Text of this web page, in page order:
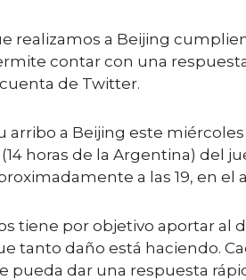
realizamos a Beijing
contar con una
de Twitter.
arribo a Beijing este
horas de la Argentina) del
a las 19, en
tiene por objetivo aportar al
tanto daño está haciendo.
dar una respuesta